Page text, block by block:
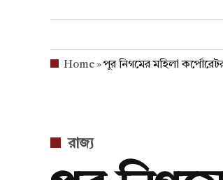
Home»পুর নিগমের মহিলা
POSTED
রাজ্য